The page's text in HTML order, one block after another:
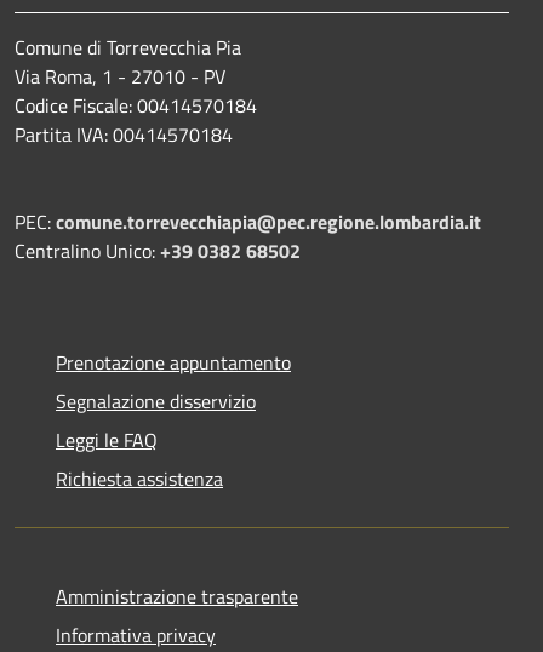
Comune di Torrevecchia Pia
Via Roma, 1 - 27010 - PV
Codice Fiscale: 00414570184
Partita IVA: 00414570184
PEC:comune.torrevecchiapia@pec.regione.lombardia.it
Centralino Unico:+39 0382 68502
Prenotazione appuntamento
Segnalazione disservizio
Leggi le FAQ
Richiesta assistenza
Amministrazione trasparente
Informativa privacy